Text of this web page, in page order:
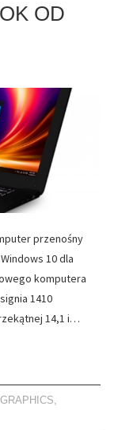
OD
przenośny
10 dla
komputera
1410
14,1 i…
,